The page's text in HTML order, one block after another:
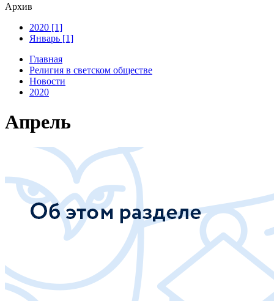
Архив
2020 [1]
Январь [1]
Главная
Религия в светском обществе
Новости
2020
Апрель